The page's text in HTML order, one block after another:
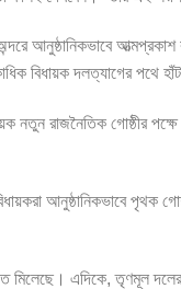
আনুষ্ঠানিকভাবে
বিধায়ক দলত্যাগের পথে
নতুন রাজনৈতিক গোষ্ঠীর
আনুষ্ঠানিকভাবে পৃথক
মিলেছে। এদিকে, তৃণমূল